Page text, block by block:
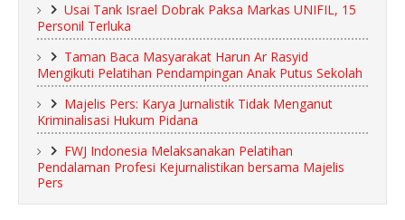
Usai Tank Israel Dobrak Paksa Markas UNIFIL, 15
Personil Terluka
Taman Baca Masyarakat Harun Ar Rasyid
Mengikuti Pelatihan Pendampingan Anak Putus Sekolah
Majelis Pers: Karya Jurnalistik Tidak Menganut
Kriminalisasi Hukum Pidana
FWJ Indonesia Melaksanakan Pelatihan
Pendalaman Profesi Kejurnalistikan bersama Majelis
Pers